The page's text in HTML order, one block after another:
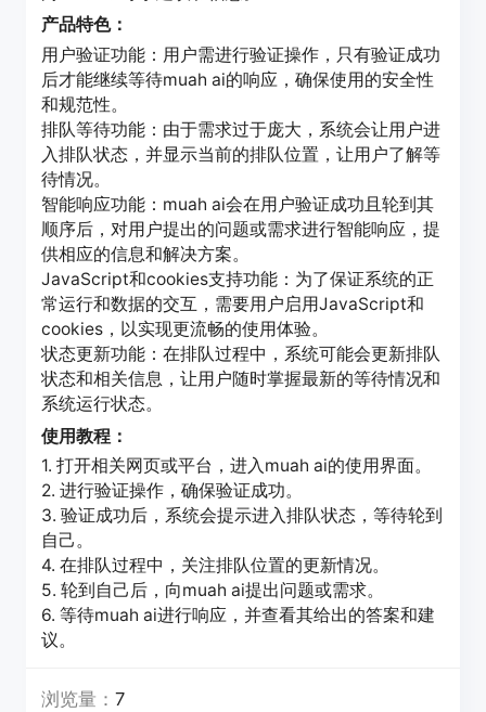
产品特色：
用户验证功能：用户需进行验证操作，只有验证成功
后才能继续等待muah ai的响应，确保使用的安全性
和规范性。
排队等待功能：由于需求过于庞大，系统会让用户进
入排队状态，并显示当前的排队位置，让用户了解等
待情况。
智能响应功能：muah ai会在用户验证成功且轮到其
顺序后，对用户提出的问题或需求进行智能响应，提
供相应的信息和解决方案。
JavaScript和cookies支持功能：为了保证系统的正
常运行和数据的交互，需要用户启用JavaScript和
cookies，以实现更流畅的使用体验。
状态更新功能：在排队过程中，系统可能会更新排队
状态和相关信息，让用户随时掌握最新的等待情况和
系统运行状态。
使用教程：
1. 打开相关网页或平台，进入muah ai的使用界面。
2. 进行验证操作，确保验证成功。
3. 验证成功后，系统会提示进入排队状态，等待轮到
自己。
4. 在排队过程中，关注排队位置的更新情况。
5. 轮到自己后，向muah ai提出问题或需求。
6. 等待muah ai进行响应，并查看其给出的答案和建
议。
浏览量：7